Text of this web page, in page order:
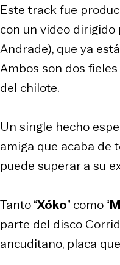
Este track fue
con un video dirigido
Andrade), que ya
Ambos son dos
del chilote.
Un single hecho
amiga que acaba de
puede superar a su
Tanto “Xóko” como “
parte del disco
ancuditano, placa